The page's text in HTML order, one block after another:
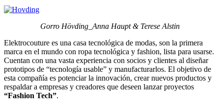
Gorro Hövding_Anna Haupt & Terese Alstin
Elektrocouture es una casa tecnológica de modas, son la primera
marca en el mundo con ropa tecnológica y fashion, lista para usarse.
Cuentan con una vasta experiencia con socios y clientes al diseñar
prototipos de “tecnología usable” y manufacturarlos. El objetivo de
esta compañía es potenciar la innovación, crear nuevos productos y
respaldar a empresas y creadores que deseen lanzar proyectos
“Fashion Tech”.